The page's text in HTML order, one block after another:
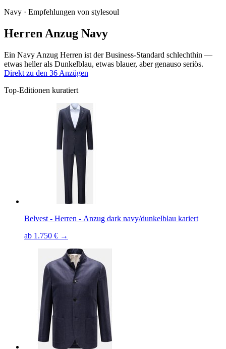
Navy · Empfehlungen von stylesoul
Herren Anzug Navy
Ein Navy Anzug Herren ist der Business-Standard schlechthin —
etwas heller als Dunkelblau, etwas blauer, aber genauso seriös.
Direkt zu den 36 Anzügen
Top-Editionen kuratiert
Belvest - Herren - Anzug dark navy/dunkelblau kariert
ab 1.750 € →